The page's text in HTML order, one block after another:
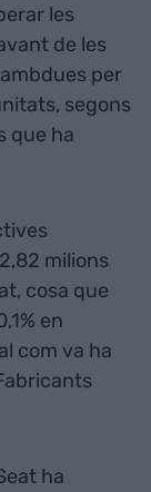
les
de les
per
segons
que ha
milions
cosa que
en
com va ha
ha